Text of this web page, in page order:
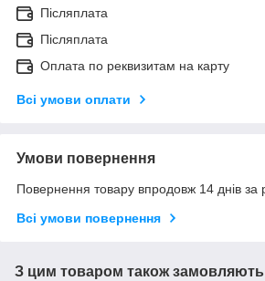
Післяплата
Післяплата
Оплата по реквизитам на карту
Всі умови оплати
Умови повернення
Повернення товару впродовж 14 днів за
Всі умови повернення
З цим товаром також замовляють